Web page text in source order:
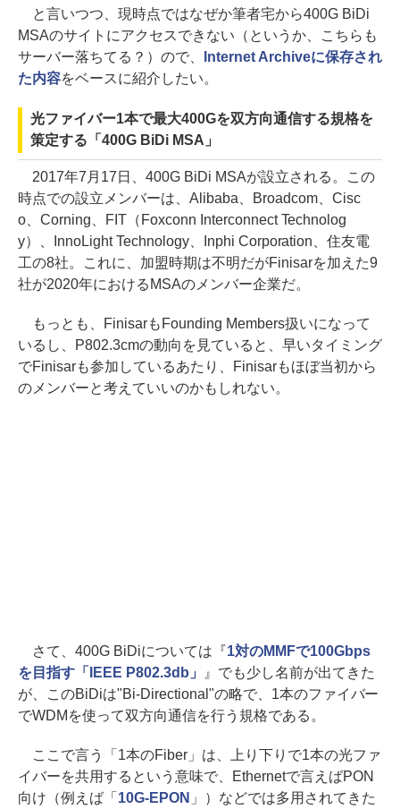
と言いつつ、現時点ではなぜか筆者宅から400G BiDi
MSAのサイトにアクセスできない（というか、こちらも
サーバー落ちてる？）ので、
Internet Archiveに保存され
た内容をベースに紹介したい。
光ファイバー1本で最大400Gを双方向通信する規格を
策定する「400G BiDi MSA」
2017年7月17日、400G BiDi MSAが設立される。この
時点での設立メンバーは、Alibaba、Broadcom、Cisc
o、Corning、FIT（Foxconn Interconnect Technolog
y）、InnoLight Technology、Inphi Corporation、住友電
工の8社。これに、加盟時期は不明だがFinisarを加えた9
社が2020年におけるMSAのメンバー企業だ。
もっとも、FinisarもFounding Members扱いになって
いるし、P802.3cmの動向を見ていると、早いタイミング
でFinisarも参加しているあたり、Finisarもほぼ当初から
のメンバーと考えていいのかもしれない。
さて、400G BiDiについては『1対のMMFで100Gbps
を目指す「IEEE P802.3db」
』でも少し名前が出てきた
が、このBiDiは"Bi-Directional"の略で、1本のファイバー
でWDMを使って双方向通信を行う規格である。
ここで言う「1本のFiber」は、上り下りで1本の光ファ
イバーを共用するという意味で、Ethernetで言えばPON
向け（例えば「 10G-EPON 」）などでは多用されてきた